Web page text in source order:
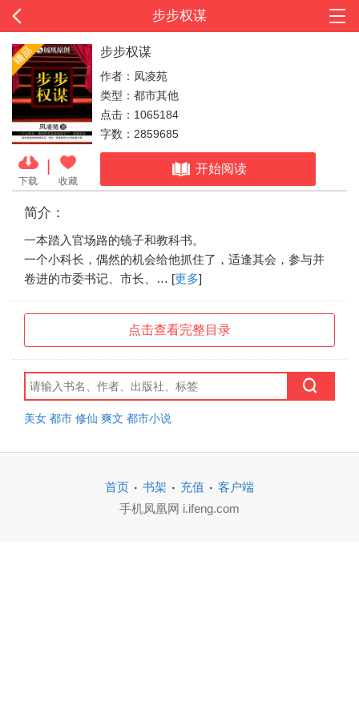
步步权谋
下载 收藏
步步权谋
作者：凤凌苑
类型：都市其他
点击：1065184
字数：2859685
开始阅读
简介：
一本踏入官场路的镜子和教科书。
一个小科长，偶然的机会给他抓住了，适逢其会，参与并
卷进的市委书记、市长、… [更多]
点击查看完整目录
美女 都市 修仙 爽文 都市小说
首页 · 书架 · 充值 · 客户端
手机凤凰网 i.ifeng.com